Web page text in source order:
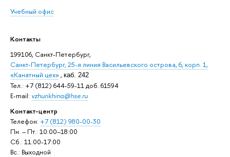
Учебный офис
Контакты
199106, Санкт-Петербург,
Санкт-Петербург, 25-я линия Васильевского острова, 6, корп. 1,
«Канатный цех» , каб. 242
Тел.: +7 (812) 644-59-11 доб. 61594
E-mail: vzhurikhina@hse.ru
Контакт-центр
Телефон: +7 (812) 980-00-30
Пн. – Пт.: 10:00–18:00
Сб.: 11:00-17:00
Вс.: Выходной